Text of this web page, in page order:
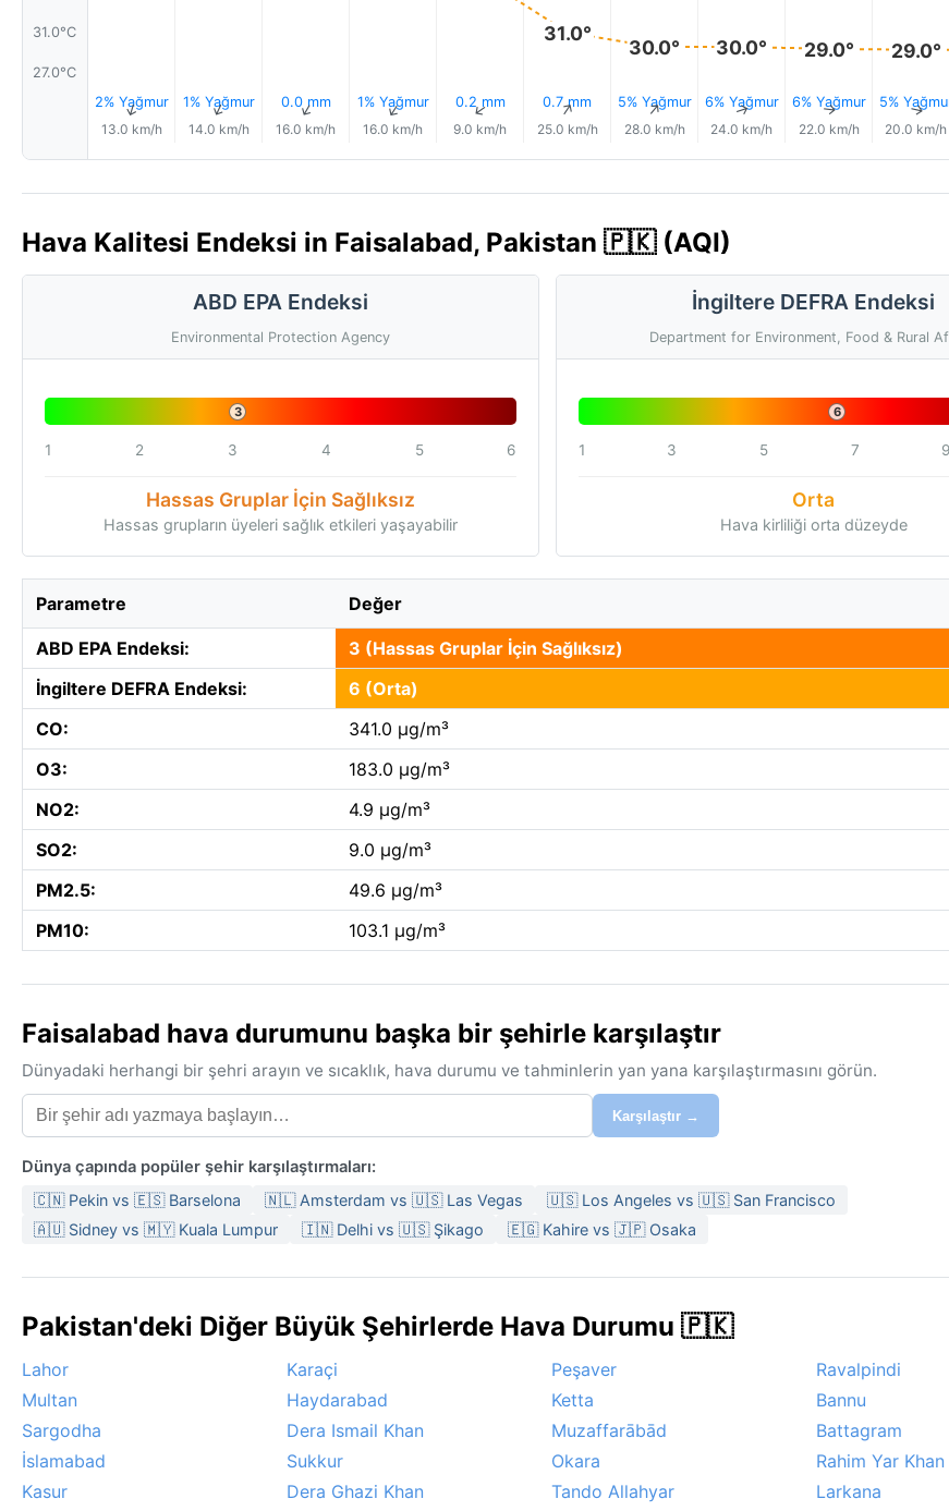
31.0°C
27.0°C
2% Yağmur
↑
13.0 km/h
1% Yağmur
↑
14.0 km/h
0.0 mm
↑
16.0 km/h
1% Yağmur
↑
16.0 km/h
0.2 mm
↑
9.0 km/h
31.0°
0.7 mm
↑
25.0 km/h
30.0°
5% Yağmur
↑
28.0 km/h
30.0°
6% Yağmur
↑
24.0 km/h
29.0°
6% Yağmur
↑
22.0 km/h
29.0°
5% ↑
20.0 km/h
Hava Kalitesi Endeksi in Faisalabad, Pakistan 🇵🇰 (AQI)
ABD EPA Endeksi
Environmental Protection Agency
3
1 2 3 4 5 6
Hassas Gruplar İçin Sağlıksız
Hassas grupların üyeleri sağlık etkileri yaşayabilir
İngiltere DEFRA Endeksi
Department for Environment, Food & Rural
6
1 3 5 7 9
Orta
Hava kirliliği orta düzeyde
Parametre Değer
ABD EPA Endeksi:
3 (Hassas Gruplar İçin Sağlıksız)
İngiltere DEFRA Endeksi:
6 (Orta)
CO:
341.0 µg/m³
O3:
183.0 µg/m³
NO2:
4.9 µg/m³
SO2:
9.0 µg/m³
PM2.5:
49.6 µg/m³
PM10:
103.1 µg/m³
Faisalabad hava durumunu başka bir şehirle karşılaştır
Dünyadaki herhangi bir şehri arayın ve sıcaklık, hava durumu ve tahminlerin yan yana karşılaştırmasını görün.
Karşılaştır →
Dünya çapında popüler şehir karşılaştırmaları:
🇨🇳 Pekin vs 🇪🇸 Barselona 🇳🇱 Amsterdam vs 🇺🇸 Las Vegas
🇺🇸 Los Angeles vs 🇺🇸 San Francisco
🇦🇺 Sidney vs 🇲🇾 Kuala Lumpur
🇮🇳 Delhi vs 🇺🇸 Şikago 🇪🇬 Kahire vs 🇯🇵 Osaka
Pakistan'deki Diğer Büyük Şehirlerde Hava Durumu 🇵🇰
Lahor Karaçi Peşaver
Ravalpindi
Multan
Haydarabad Ketta
Bannu
Sargodha
Dera Ismail Khan Muzaffarābād
Battagram
İslamabad
Sukkur Okara
Rahim Yar Khan
Kasur
Dera Ghazi Khan Tando Allahyar Larkana